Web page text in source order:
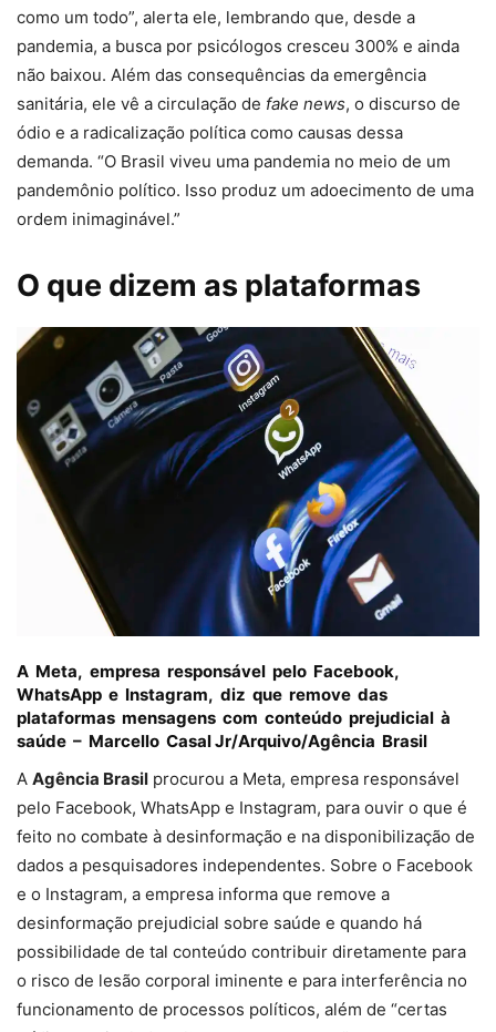
como um todo”, alerta ele, lembrando que, desde a
pandemia, a busca por psicólogos cresceu 300% e ainda
não baixou. Além das consequências da emergência
sanitária, ele vê a circulação de fake news, o discurso de
ódio e a radicalização política como causas dessa
demanda. “O Brasil viveu uma pandemia no meio de um
pandemônio político. Isso produz um adoecimento de uma
ordem inimaginável.”
O que dizem as plataformas
A Meta, empresa responsável pelo Facebook,
WhatsApp e Instagram, diz que remove das
plataformas mensagens com conteúdo prejudicial à
saúde – Marcello Casal Jr/Arquivo/Agência Brasil
A Agência Brasil procurou a Meta, empresa responsável
pelo Facebook, WhatsApp e Instagram, para ouvir o que é
feito no combate à desinformação e na disponibilização de
dados a pesquisadores independentes. Sobre o Facebook
e o Instagram, a empresa informa que remove a
desinformação prejudicial sobre saúde e quando há
possibilidade de tal conteúdo contribuir diretamente para
o risco de lesão corporal iminente e para interferência no
funcionamento de processos políticos, além de “certas